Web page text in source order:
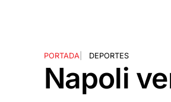
PORTADA| DEPORTES
Napoli